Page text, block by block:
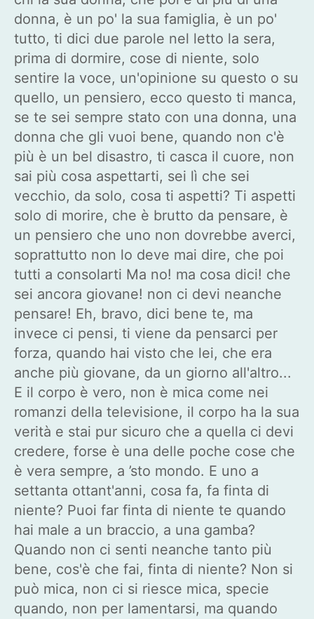
donna, è un po' la sua famiglia, è un po'
tutto, ti dici due parole nel letto la sera,
prima di dormire, cose di niente, solo
sentire la voce, un'opinione su questo o su
quello, un pensiero, ecco questo ti manca,
se te sei sempre stato con una donna, una
donna che gli vuoi bene, quando non c'è
più è un bel disastro, ti casca il cuore, non
sai più cosa aspettarti, sei lì che sei
vecchio, da solo, cosa ti aspetti? Ti aspetti
solo di morire, che è brutto da pensare, è
un pensiero che uno non dovrebbe averci,
soprattutto non lo deve mai dire, che poi
tutti a consolarti Ma no! ma cosa dici! che
sei ancora giovane! non ci devi neanche
pensare! Eh, bravo, dici bene te, ma
invece ci pensi, ti viene da pensarci per
forza, quando hai visto che lei, che era
anche più giovane, da un giorno all'altro...
E il corpo è vero, non è mica come nei
romanzi della televisione, il corpo ha la sua
verità e stai pur sicuro che a quella ci devi
credere, forse è una delle poche cose che
è vera sempre, a ’sto mondo. E uno a
settanta ottant'anni, cosa fa, fa finta di
niente? Puoi far finta di niente te quando
hai male a un braccio, a una gamba?
Quando non ci senti neanche tanto più
bene, cos'è che fai, finta di niente? Non si
può mica, non ci si riesce mica, specie
quando, non per lamentarsi, ma quando